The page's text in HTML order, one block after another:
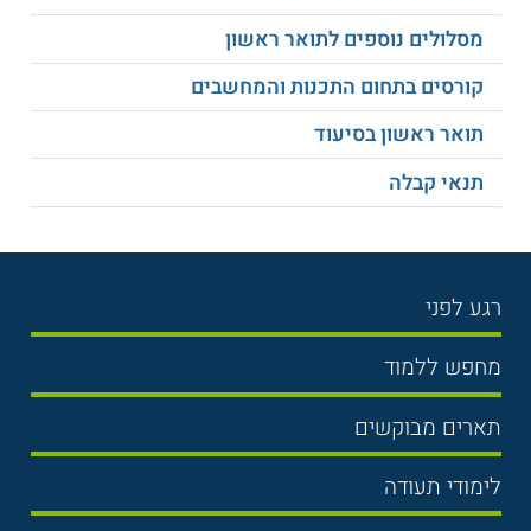
וידע בסוציולוגיה, בענף הציבורי במשרדי ממשלה ובענף הפרטי
בחברות שונות.
למידע נוסף לחצו:האוניברסיטה הפתוחה
מסלולים נוספים לתואר ראשון
קורסים בתחום התכנות והמחשבים
תואר ראשון בסיעוד
תנאי קבלה
רגע לפני
בחירת לימודים
תנאי קבלה
שכר לימוד
אוניברסיטה
מחפש ללמוד
תואר ראשון
תואר שני
הכנה לבגרות
תארים מבוקשים
משפטים
מנהל עסקים
לימודי תעודה